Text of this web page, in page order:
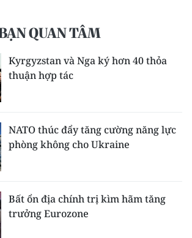
QUAN TÂM
Kyrgyzstan và Nga ký hơn 40 thỏa
thuận hợp tác
NATO thúc đẩy tăng cường năng lực
phòng không cho Ukraine
Bất ổn địa chính trị kìm hãm tăng
trưởng Eurozone